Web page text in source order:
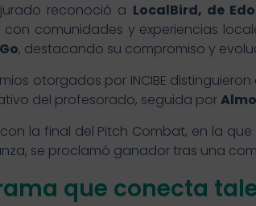
reconoció a LocalBird, de
comunidades y experiencias
, destacando su compromiso y
otorgados por INCIBE distinguieron
del profesorado, seguida por
la final del Pitch Combat, en la que
se proclamó ganador tras una
que conecta